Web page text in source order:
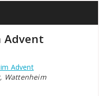
Advent
Advent
Wattenheim